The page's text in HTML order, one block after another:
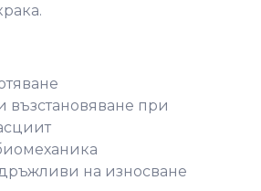
при
на износване